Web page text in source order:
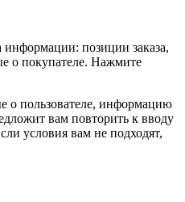
информации: позиции заказа,
о покупателе. Нажмите
о пользователе, информацию
вам повторить к вводу
условия вам не подходят,